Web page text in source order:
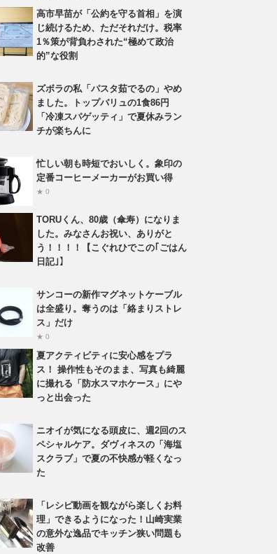
高市早苗が「公約を守る首相」を演
じ続けるため、ただそれだけ。税率
1％策が背負わされた“極めて政治
的”な役割
ズボラの私「パスタ茹でるの」やめ
ました。トップバリュの1食86円
「冷凍スパゲッティ」で夏休みラン
チが楽ちんに
忙しい朝も時短でおいしく。象印の
定番コーヒーメーカーがお買い得
★ 0
TORUくん、80歳（傘寿）になりま
した。みなさんお祝い、ありがと
う！！！！【こぐれひでこの｢ごはん
日記｣】
サンコーの新作マグネットケーブル
は全盛り。奪うのは「絡まりストレ
ス」だけ
★ 0
夏アクティビティに安心感をプラ
ス！ 操作性もそのまま、写真も綺麗
に撮れる「防水スマホケース」にや
っと出会った
ニオイが気になる頭皮に、週2回のス
ペシャルケア。ダヴィネスの「海塩
スクラブ」で夏の不快感が軽くなっ
た
「レシピ動画を観ながら楽しくお料
理」できるようになった！山崎実業
の意外な逸品でキッチン狭い問題も
改善